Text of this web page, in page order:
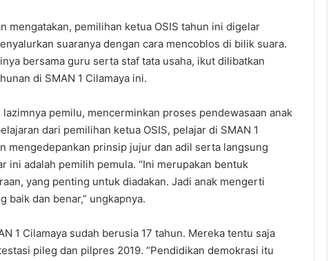
mengatakan, pemilihan ketua OSIS tahun ini digelar
suaranya dengan cara mencoblos di bilik suara.
bersama guru serta staf tata usaha, ikut dilibatkan
di SMAN 1 Cilamaya ini.
pemilu, mencerminkan proses pendewasaan anak
dari pemilihan ketua OSIS, pelajar di SMAN 1
mengedepankan prinsip jujur dan adil serta langsung
ini adalah pemilih pemula. “Ini merupakan bentuk
yang penting untuk diadakan. Jadi anak mengerti
baik dan benar,” ungkapnya.
1 Cilamaya sudah berusia 17 tahun. Mereka tentu saja
pileg dan pilpres 2019. “Pendidikan demokrasi itu